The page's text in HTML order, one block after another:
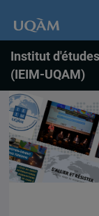
Institut
(IEIM-UQAM)